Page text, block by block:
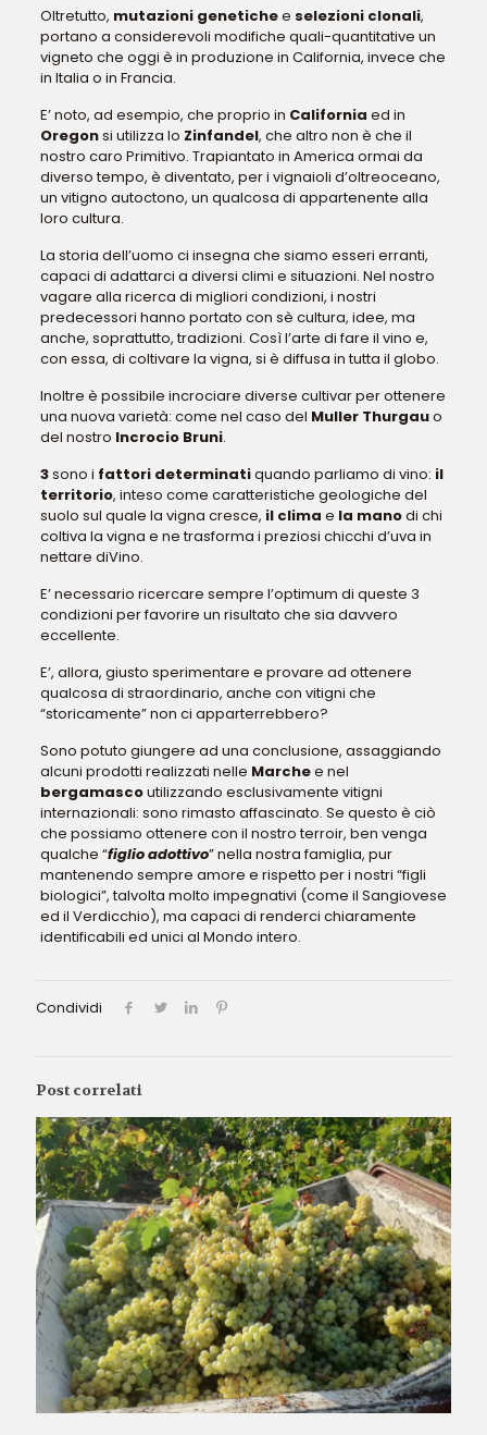
Oltretutto, mutazioni genetichee selezioni clonali,
portano a considerevoli modifiche quali-quantitative un
vigneto che oggi è in produzione in California, invece che
in Italia o in Francia.
E’ noto, ad esempio, che proprio in California ed in
Oregonsi utilizza lo Zinfandel, che altro non è che il
nostro caro Primitivo. Trapiantato in America ormai da
diverso tempo, è diventato, per i vignaioli d’oltreoceano,
un vitigno autoctono, un qualcosa di appartenente alla
loro cultura.
La storia dell’uomo ci insegna che siamo esseri erranti,
capaci di adattarci a diversi climi e situazioni. Nel nostro
vagare alla ricerca di migliori condizioni, i nostri
predecessori hanno portato con sè cultura, idee, ma
anche, soprattutto, tradizioni. Così l’arte di fare il vino e,
con essa, di coltivare la vigna, si è diffusa in tutta il globo.
Inoltre è possibile incrociare diverse cultivar per ottenere
una nuova varietà: come nel caso del Muller Thurgauo
del nostro Incrocio Bruni.
3sono i fattori determinatiquando parliamo di vino: il
territorio, inteso come caratteristiche geologiche del
suolo sul quale la vigna cresce, il clima e la manodi chi
coltiva la vigna e ne trasforma i preziosi chicchi d’uva in
nettare diVino.
E’ necessario ricercare sempre l’optimum di queste 3
condizioni per favorire un risultato che sia davvero
eccellente.
E’, allora, giusto sperimentare e provare ad ottenere
qualcosa di straordinario, anche con vitigni che
“storicamente” non ci apparterrebbero?
Sono potuto giungere ad una conclusione, assaggiando
alcuni prodotti realizzati nelle Marchee nel
bergamascoutilizzando esclusivamente vitigni
internazionali: sono rimasto affascinato. Se questo è ciò
che possiamo ottenere con il nostro terroir, ben venga
qualche “figlio adottivo” nella nostra famiglia, pur
mantenendo sempre amore e rispetto per i nostri “figli
biologici”, talvolta molto impegnativi (come il Sangiovese
ed il Verdicchio), ma capaci di renderci chiaramente
identificabili ed unici al Mondo intero.
Condividi
Post correlati